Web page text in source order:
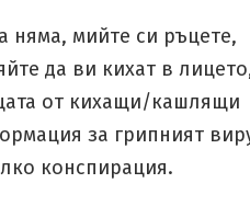
няма, мийте си ръцете,
да ви кихат в
от кихащи/кашлящи
за грипният
конспирация.